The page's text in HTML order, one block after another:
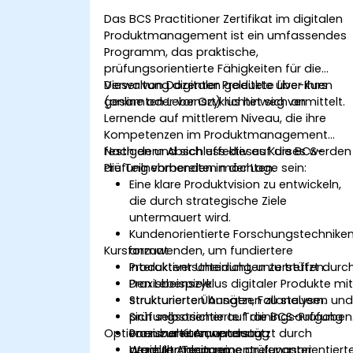
Das BCS Practitioner Zertifikat im digitalen
Produktmanagement ist ein umfassendes
Programm, das praktische,
prüfungsorientierte Fähigkeiten für die
Verwaltung digitaler Produkte über ihren
gesamten Lebenszyklus hinweg vermittelt.
Dieser von Dozenten geleitete Live-Kurs
(online oder vor Ort) richtet sich an
Lernende auf mittlerem Niveau, die ihre
Kompetenzen im Produktmanagement
festigen und sich effektiv auf die BCS-
Prüfung vorbereiten möchten.
Nach dem Abschluss dieses Kurses werden
die Teilnehmenden in der Lage sein:
Eine klare Produktvision zu entwickeln,
die durch strategische Ziele
untermauert wird.
Kundenorientierte Forschungstechniken
anzuwenden, um fundiertere
Produktentscheidungen zu treffen.
Den Lebenszyklus digitaler Produkte mit
strukturierten Ansätzen zu steuern.
Sich selbstsicher auf die BCS-Prüfung
vorzubereiten, unterstützt durch
gezielte Anleitung.
Kursformat
Interaktiver Unterricht, unterstützt
Praxisbeispiele.
Strukturierte Übungen, Fallanalysen und
prüfungsorientierte Trainingsaufgaben.
Praxisnahe Anwendung
produktmanagementrelevanter
Optionen zur Kursanpassung
Wenn Ihr Team eine